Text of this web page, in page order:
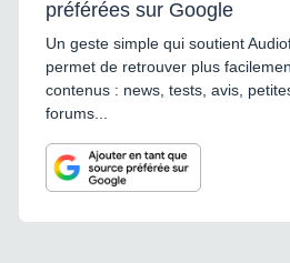
préférées sur Google
Un geste simple qui soutient
permet de retrouver plus
contenus : news, tests, avis,
forums...